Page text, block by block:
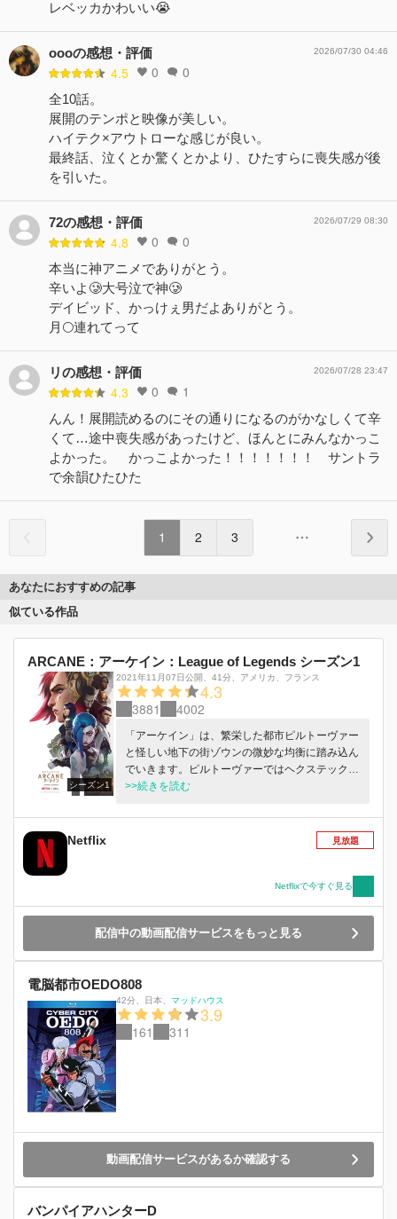
レベッカかわいい😭
oooの感想・評価
4.5 0 0
2026/07/30 04:46
全10話。
展開のテンポと映像が美しい。
ハイテク×アウトローな感じが良い。
最終話、泣くとか驚くとかより、ひたすらに喪失感が後
を引いた。
72の感想・評価
4.8 0 0
2026/07/29 08:30
本当に神アニメでありがとう。
辛いよ🥲大号泣で神🥲
デイビッド、かっけぇ男だよありがとう。
月🌕連れてって
リの感想・評価
4.3 0 1
2026/07/28 23:47
んん！展開読めるのにその通りになるのがかなしくて辛
くて…途中喪失感があったけど、ほんとにみんなかっこ
よかった。 かっこよかった！！！！！！！ サントラ
で余韻ひたひた
1 2 3
あなたにおすすめの記事
似ている作品
ARCANE：アーケイン：League of Legends シーズン1
シーズン1
2021年11月07日公開 41分 アメリカ フランス
4.3
3881 4002
「アーケイン」は、繁栄した都市ピルトーヴァー
と怪しい地下の街ゾウンの微妙な均衡に踏み込ん
でいきます。ピルトーヴァーではヘクステックが
誰もが魔法を操れる方法を発明し、ゾウンでは人
たことにより、2つの都市国家の関係は一触即発
の状態に。両都市の争いにより家族や友人が分断
される一方で、「アーケイン」では、ヴァイ、ジ
人気ゲーム「リーグ・オブ・レジェンド」の有名
なチャンピオンたちの人間関係が鮮やかに描かれ
的決断を迫られる複雑な世界を、息を飲むアニメ
ーションとサスペンスに満ちたストーリーで映し
ズ「アーケイン」独占配信中
>>続きを読む
Netflix 見放題
Netflixで今すぐ見る
配信中の動画配信サービスをもっと見る
電脳都市OEDO808
42分 日本 マッドハウス
3.9
161 311
動画配信サービスがあるか確認する
バンパイアハンターD